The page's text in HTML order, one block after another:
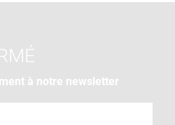
à notre newsletter